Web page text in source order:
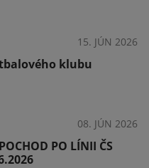
15. JÚN 2026
klubu
08. JÚN 2026
PO LÍNII ČS